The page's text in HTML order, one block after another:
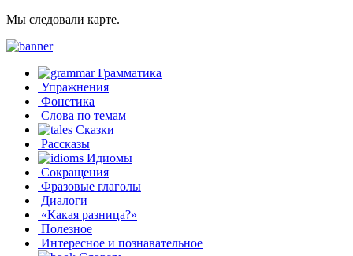
Мы следовали карте.
Грамматика
Упражнения
Фонетика
Слова по темам
Сказки
Рассказы
Идиомы
Сокращения
Фразовые глаголы
Диалоги
«Какая разница?»
Полезное
Интересное и познавательное